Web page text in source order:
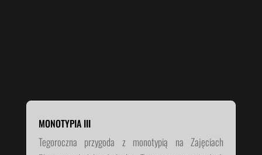
MONOTYPIA III
Tegoroczna przygoda z monotypią na Zajęciach